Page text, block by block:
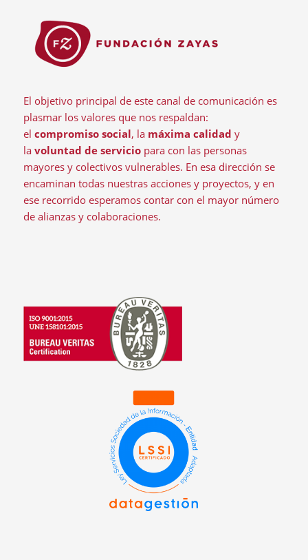
El objetivo principal de este canal de comunicación es
plasmar los valores que nos respaldan:
el compromiso social, la máxima calidad y
la voluntad de serviciopara con las personas
mayores y colectivos vulnerables. En esa dirección se
encaminan todas nuestras acciones y proyectos, y en
ese recorrido esperamos contar con el mayor número
de alianzas y colaboraciones.